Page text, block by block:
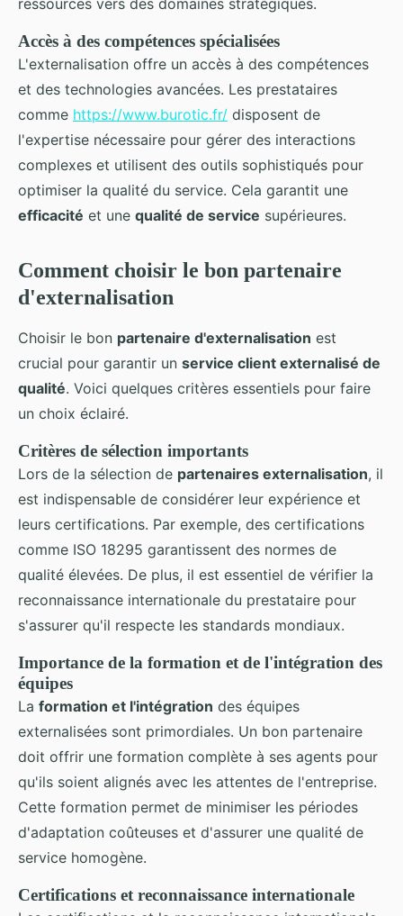
ressources vers des domaines stratégiques.
Accès à des compétences spécialisées
L'externalisation offre un accès à des compétences
et des technologies avancées. Les prestataires
comme https://www.burotic.fr/ disposent de
l'expertise nécessaire pour gérer des interactions
complexes et utilisent des outils sophistiqués pour
optimiser la qualité du service. Cela garantit une
efficacité et une qualité de service supérieures.
Comment choisir le bon partenaire
d'externalisation
Choisir le bon partenaire d'externalisation est
crucial pour garantir un service client externalisé de
qualité. Voici quelques critères essentiels pour faire
un choix éclairé.
Critères de sélection importants
Lors de la sélection de partenaires externalisation, il
est indispensable de considérer leur expérience et
leurs certifications. Par exemple, des certifications
comme ISO 18295 garantissent des normes de
qualité élevées. De plus, il est essentiel de vérifier la
reconnaissance internationale du prestataire pour
s'assurer qu'il respecte les standards mondiaux.
Importance de la formation et de l'intégration des
équipes
La formation et l'intégration des équipes
externalisées sont primordiales. Un bon partenaire
doit offrir une formation complète à ses agents pour
qu'ils soient alignés avec les attentes de l'entreprise.
Cette formation permet de minimiser les périodes
d'adaptation coûteuses et d'assurer une qualité de
service homogène.
Certifications et reconnaissance internationale